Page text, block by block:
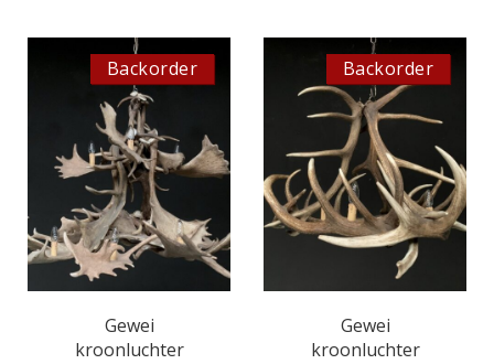
Backorder
Gewei
kroonluchter
Backorder
Gewei
kroonluchter